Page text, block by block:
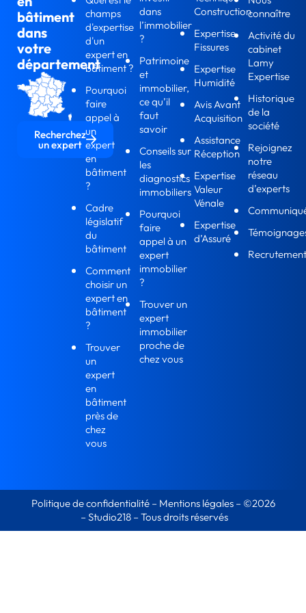
champs
d'expertise
d'un
expert en
bâtiment ?
Pourquoi
faire
appel à
un
expert
en
bâtiment
?
Cadre
législatif
du
bâtiment
Comment
choisir un
expert en
bâtiment
?
Trouver
un
expert
en
bâtiment
près de
chez
vous
dans
l’immobilier
?
Patrimoine
et
immobilier,
ce qu’il
faut
savoir
Conseils sur
les
diagnostics
immobiliers
Pourquoi
faire
appel à un
expert
immobilier
?
Trouver un
expert
immobilier
proche de
chez vous
Construction
Expertise
Fissures
Expertise
Humidité
Avis Avant
Acquisition
Assistance
Réception
Expertise
Valeur
Vénale
Expertise
d’Assuré
connaître
Activité du
cabinet
Lamy
Expertise
Historique
de la
société
Rejoignez
notre
réseau
d’experts
bâtiment
dans
votre
département
Recherchez
un expert
Politique de confidentialité – Mentions légales– ©2026
– Studio218– Tous droits réservés